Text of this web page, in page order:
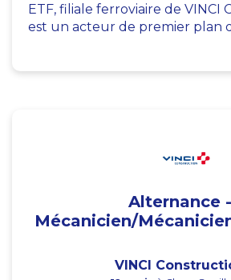
ETF, filiale ferroviaire de VINCI
est un acteur de premier plan
Alternance -
Mécanicien/
VINCI